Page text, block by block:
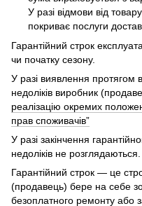
У разі відмови від
покриває послуги
Гарантійний строк
чи початку сезону.
У разі виявлення протягом
недоліків виробник
реалізацію окремих
прав споживачів”
У разі закінчення
недоліків не розглядаються.
Гарантійний строк — це
(продавець) бере на себе
безоплатного ремонту або